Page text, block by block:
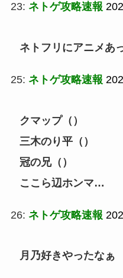
23: ネトゲ攻略速報
ネトフリにアニメあ
25: ネトゲ攻略速報
クマップ（）
三木のり平（）
冠の兄（）
ここら辺ホンマ…
26: ネトゲ攻略速報
月乃好きやったなぁ